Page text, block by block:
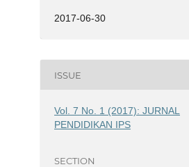
2017-06-30
ISSUE
Vol. 7 No. 1 (2017): JURNAL
PENDIDIKAN IPS
SECTION